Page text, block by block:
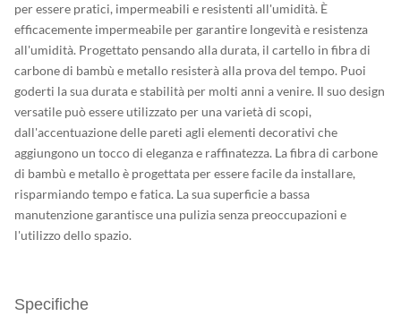
per essere pratici, impermeabili e resistenti all'umidità. È
efficacemente impermeabile per garantire longevità e resistenza
all'umidità. Progettato pensando alla durata, il cartello in fibra di
carbone di bambù e metallo resisterà alla prova del tempo. Puoi
goderti la sua durata e stabilità per molti anni a venire. Il suo design
versatile può essere utilizzato per una varietà di scopi,
dall'accentuazione delle pareti agli elementi decorativi che
aggiungono un tocco di eleganza e raffinatezza. La fibra di carbone
di bambù e metallo è progettata per essere facile da installare,
risparmiando tempo e fatica. La sua superficie a bassa
manutenzione garantisce una pulizia senza preoccupazioni e
l'utilizzo dello spazio.
Specifiche